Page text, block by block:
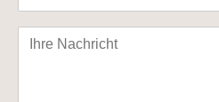
Bitte
lasse